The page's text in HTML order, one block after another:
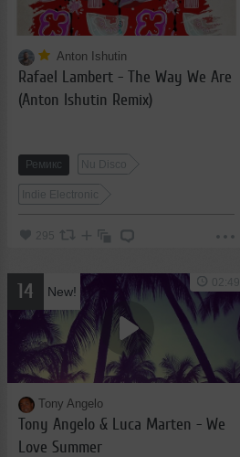
Anton Ishutin
Rafael Lambert - The Way We Are
(Anton Ishutin Remix)
Ремикс Nu Disco
Indie Electronic
295
14 New!
Tony Angelo
Tony Angelo & Luca Marten - We
Love Summer
02:49